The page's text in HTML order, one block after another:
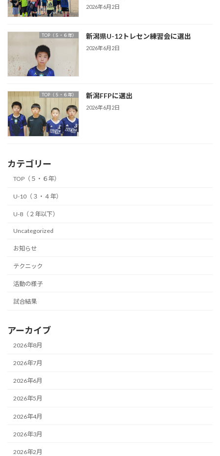
2026年6月2日
TOP（５・６年） 新潟県U-12トレセン練習会に選出
2026年6月2日
TOP（５・６年） 新潟FFPに選出
2026年6月2日
カテゴリー
TOP（５・６年）
U-10（３・４年）
U-8（２年以下）
Uncategorized
お知らせ
テクニック
活動の様子
試合結果
アーカイブ
2026年8月
2026年7月
2026年6月
2026年5月
2026年4月
2026年3月
2026年2月